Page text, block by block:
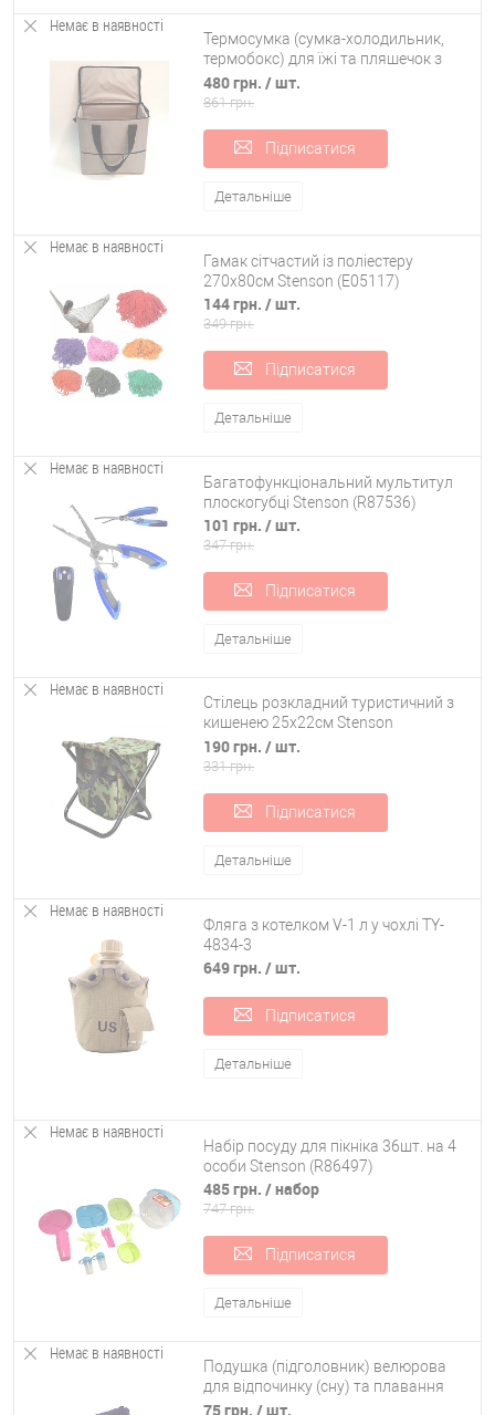
Немає в наявності
Термосумка (сумка-холодильник,
термобокс) для їжі та пляшечок з
ручками 10л OSPORT (FI-0125)
480 грн. / шт.
861 грн.
Підписатися
Детальніше
Немає в наявності
Гамак сітчастий із поліестеру
270х80см Stenson (E05117)
144 грн. / шт.
349 грн.
Підписатися
Детальніше
Немає в наявності
Багатофункціональний мультитул
плоскогубці Stenson (R87536)
101 грн. / шт.
347 грн.
Підписатися
Детальніше
Немає в наявності
Стілець розкладний туристичний з
кишенею 25х22см Stenson
(WSI41147-3)
190 грн. / шт.
331 грн.
Підписатися
Детальніше
Немає в наявності
Фляга з котелком V-1 л у чохлі TY-
4834-3
649 грн. / шт.
Підписатися
Детальніше
Немає в наявності
Набір посуду для пікніка 36шт. на 4
особи Stenson (R86497)
485 грн. / набор
747 грн.
Підписатися
Детальніше
Немає в наявності
Подушка (підголовник) велюрова
для відпочинку (сну) та плавання
ПВХ Bestway (67121)
75 грн. / шт.